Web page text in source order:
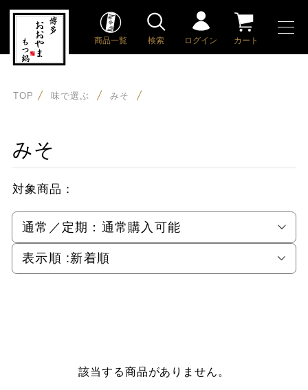
商品一覧 検索 ログイン カート
TOP 味で選ぶ みそ
みそ
対象商品：
通常／定期： 通常購入可能
表示順 :新着順
該当する商品がありません。